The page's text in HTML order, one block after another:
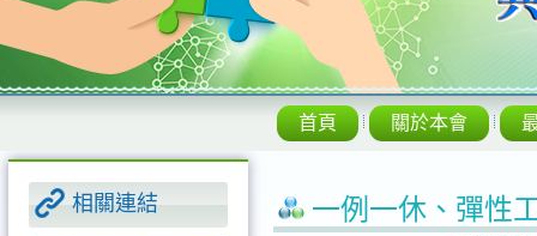
首頁 關於本會
相關連結 一例一休、彈性